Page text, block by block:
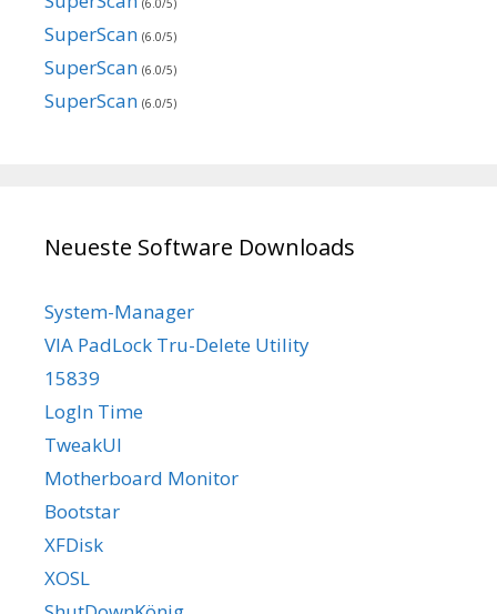
(6.0/5)
SuperScan (6.0/5)
SuperScan (6.0/5)
SuperScan (6.0/5)
Neueste Software Downloads
System-Manager
VIA PadLock Tru-Delete Utility
15839
LogIn Time
TweakUI
Motherboard Monitor
Bootstar
XFDisk
XOSL